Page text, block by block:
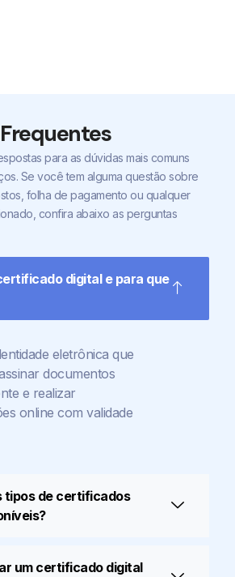
para as dúvidas mais comuns
Se você tem alguma questão sobre
folha de pagamento ou qualquer
confira abaixo as perguntas
digital e para que
eletrônica que
documentos
e realizar
online com validade
tipos de certificados
um certificado digital